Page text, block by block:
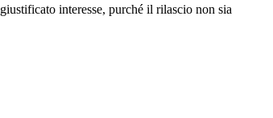
interesse, purché il rilascio non sia